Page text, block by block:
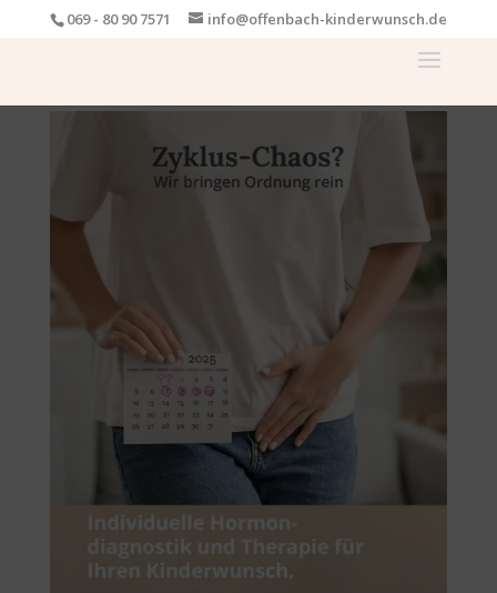
069 - 80 90 7571 info@offenbach-kinderwunsch.de